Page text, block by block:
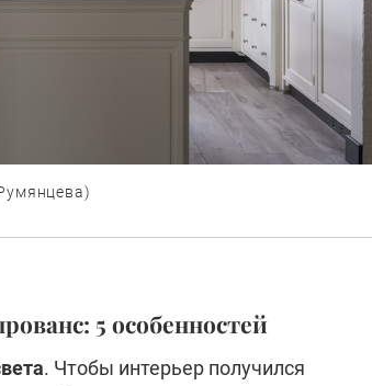
5 особенностей
. Чтобы интерьер получился